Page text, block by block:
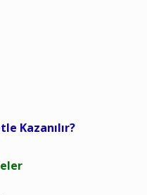
Kazanılır?